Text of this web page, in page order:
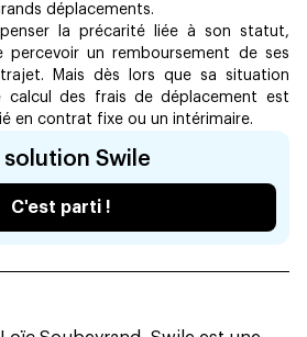
déplacements.
la précarité liée à son statut,
percevoir un remboursement de ses
Mais dès lors que sa situation
calcul des frais de déplacement est
en contrat fixe ou un intérimaire.
Swile
C'est parti !